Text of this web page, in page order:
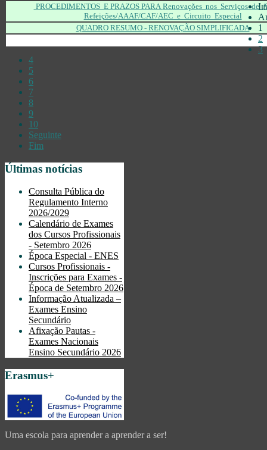
PROCEDIMENTOS E PRAZOS PARA Renovações nos Serviços de
Refeições/AAAF/CAF/AEC e Circuito Especial
QUADRO RESUMO - RENOVAÇÃO SIMPLIFICADA
1
2
3
4
5
6
7
8
9
10
Seguinte
Fim
Últimas notícias
Consulta Pública do
Regulamento Interno
2026/2029
Calendário de Exames
dos Cursos Profissionais
- Setembro 2026
Época Especial - ENES
Cursos Profissionais -
Inscrições para Exames -
Época de Setembro 2026
Informação Atualizada –
Exames Ensino
Secundário
Afixação Pautas -
Exames Nacionais
Ensino Secundário 2026
Erasmus+
Uma escola para aprender a aprender a ser!